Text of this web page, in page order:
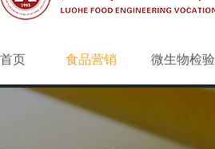
首页 食品营销 微生物检验